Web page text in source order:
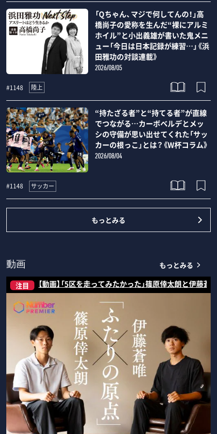
「Qちゃん、マジで何してんの！」高
橋尚子の愛称を生んだ“裸にアルミ
ホイル”と小出義雄が書いた鬼メニ
ュー「今日は日本記録が練習…」《浜
田雅功の対談連載》
2026/08/05
#1148 陸上
“持たざる者”と“持てる者”が直線
でつながる…カーボベルデとメッ
シの守備が思い出せてくれた「サッ
カーの根っこ」とは？《W杯コラム》
2026/08/04
#1148 サッカー
もっとみる
動画 もっとみる
注目 【動画】「5区を走ってみたかった」篠原倖太朗と伊藤